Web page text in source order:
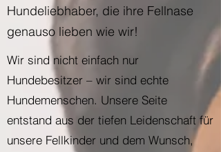
Hundeliebhaber, die ihre Fellnase
genauso lieben wie wir!
Wir sind nicht einfach nur
Hundebesitzer – wir sind echte
Hundemenschen. Unsere Seite
entstand aus der tiefen Leidenschaft für
unsere Fellkinder und dem Wunsch,